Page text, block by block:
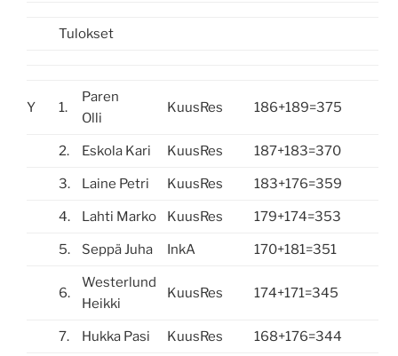
Tulokset
Y 1.
Paren
Olli
KuusRes 186+189=375
2. Eskola Kari KuusRes 187+183=370
3. Laine Petri KuusRes 183+176=359
4. Lahti Marko KuusRes 179+174=353
5. Seppä Juha InkA 170+181=351
6.
Westerlund
Heikki
KuusRes 174+171=345
7. Hukka Pasi KuusRes 168+176=344